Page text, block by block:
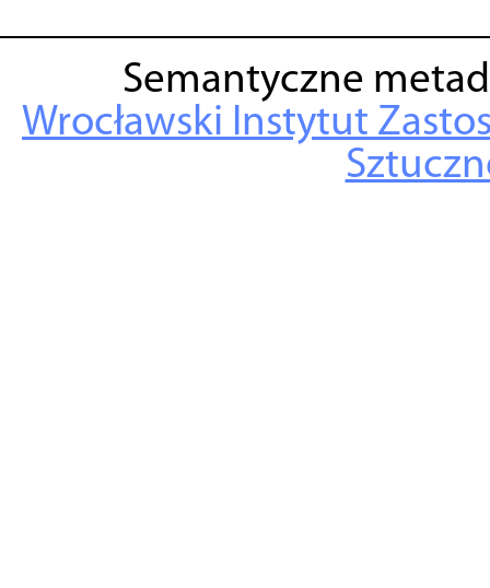
Semantyczne
Wrocławski Instytut